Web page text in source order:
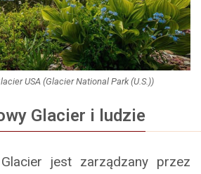
USA (Glacier National Park (U.S.))
Glacier i ludzie
jest zarządzany przez